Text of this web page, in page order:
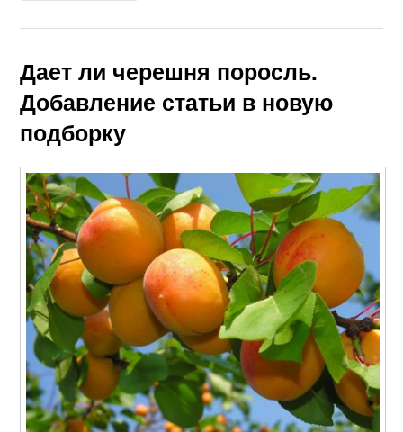
Дает ли черешня поросль.
Добавление статьи в новую
подборку